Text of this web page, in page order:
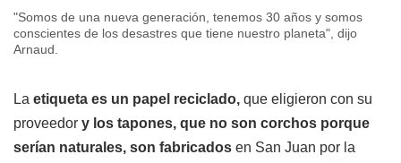
"Somos de una nueva generación, tenemos 30 años y somos
conscientes de los desastres que tiene nuestro planeta", dijo
Arnaud.
La etiqueta es un papel reciclado, que eligieron con su
proveedor y los tapones, que no son corchos porque
serían naturales, son fabricados en San Juan por la